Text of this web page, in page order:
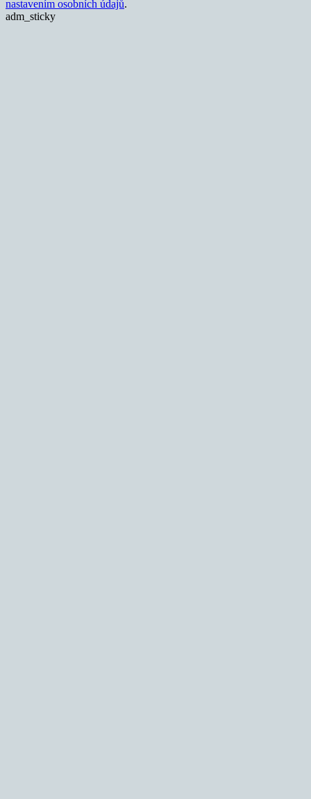
nastavením osobních údajů.
adm_sticky